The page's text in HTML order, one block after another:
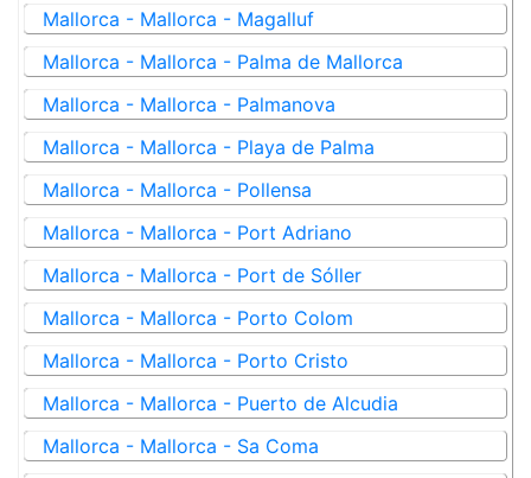
Mallorca - Mallorca - Magalluf
Mallorca - Mallorca - Palma de Mallorca
Mallorca - Mallorca - Palmanova
Mallorca - Mallorca - Playa de Palma
Mallorca - Mallorca - Pollensa
Mallorca - Mallorca - Port Adriano
Mallorca - Mallorca - Port de Sóller
Mallorca - Mallorca - Porto Colom
Mallorca - Mallorca - Porto Cristo
Mallorca - Mallorca - Puerto de Alcudia
Mallorca - Mallorca - Sa Coma